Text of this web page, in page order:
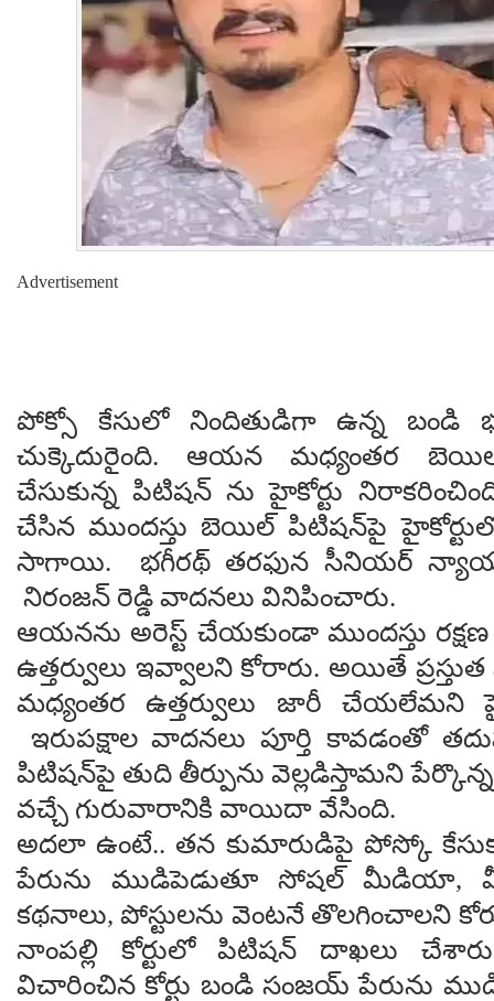
Advertisement
పోక్సో కేసులో నిందితుడిగా ఉన్న బండి
చుక్కెదురైంది. ఆయన మధ్యంతర
చేసుకున్న పిటిషన్ ను హైకోర్టు
చేసిన ముందస్తు బెయిల్ పిటిషన్‌పై హైకోర్టులో
సాగాయి. భగీరథ్ తరఫున సీనియర్
నిరంజన్ రెడ్డి వాదనలు వినిపించారు.
ఆయనను అరెస్ట్ చేయకుండా ముందస్తు రక్షణ
ఉత్తర్వులు ఇవ్వాలని కోరారు. అయితే
మధ్యంతర ఉత్తర్వులు జారీ చేయలేమని
ఇరుపక్షాల వాదనలు పూర్తి కావడంతో
పిటిషన్‌పై తుది తీర్పును వెల్లడిస్తామని
వచ్చే గురువారానికి వాయిదా వేసింది.
అదలా ఉంటే.. తన కుమారుడిపై పోస్కో
పేరును ముడిపెడుతూ సోషల్ మీడియా,
కథనాలు, పోస్టులను వెంటనే తొలగించాలని
నాంపల్లి కోర్టులో పిటిషన్ దాఖలు
విచారించిన కోర్టు బండి సంజయ్ పేరును